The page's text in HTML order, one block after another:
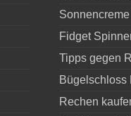
Sonnencreme
Fidget
Tipps gegen
Bügelschloss
Rechen